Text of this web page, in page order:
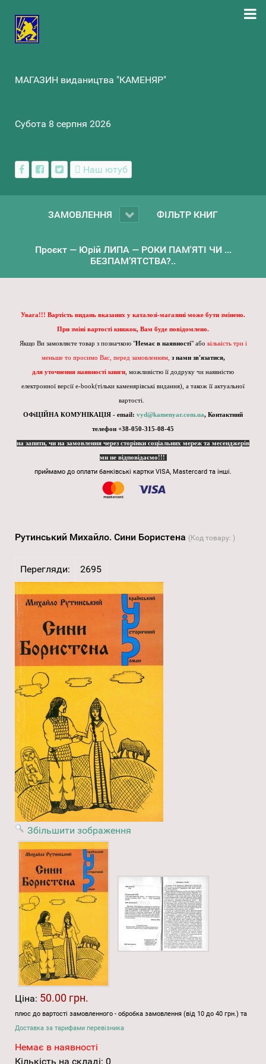
МАГАЗИН видаництва "КАМЕНЯР"
Субота 8 серпня 2026
Наш ютуб
ЗАМОВЛЕННЯ ФІЛЬТР КНИГ
Проєкт — Юрій ЛИПА — РОКИ ПАМ'ЯТІ ЧИ ...
БЕЗПАМ’ЯТСТВА?..
Увага!!! Вартість видань вказаних у каталозі-магазині може бути змінено.
При зміні вартості книжок, Вам буде повідомлено.
Якщо Ви замовляєте товар з позначкою "Немає в наявності" або кількість три і
меньше то просимо Вас, перед замовленням, з нами зв'язатися,
для уточнення наявності книги , можливістю її додруку чи наявністю
електронної версії e-book(тільки каменярівські видання), а також її актуальної
вартості.
ОФіЦІЙНА КОМУНІКАЦІЯ - email: vyd@kamenyar.com.ua, Контактний
телефон +38-050-315-08-45
на запити, чи на замовлення через сторінки соціальних мереж та месенджерів
ми не відповідаємо!!!
приймамо до оплати банківські картки VISA, Mastercard та інші.
Рутинський Михайло. Сини Бористена (Код товару: )
Перегляди: 2695
Збільшити зображення
Ціна: 50.00 грн.
плюс до вартості замовленного - обробка замовлення (від 10 до 40 грн.) та
Доставка за тарифами перевізника
Немає в наявності
Кількість на складі: 0